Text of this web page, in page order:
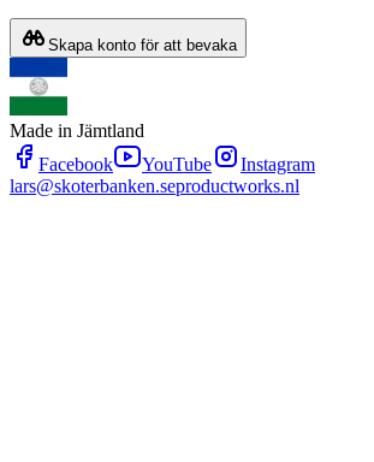
Skapa konto för att bevaka
Made in Jämtland
Facebook
YouTube
Instagram
lars@skoterbanken.seproductworks.nl